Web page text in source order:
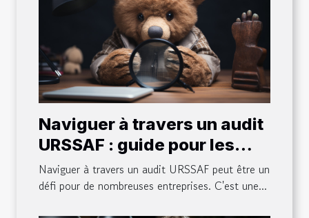
Naviguer à travers un audit
URSSAF : guide pour les
entreprises
Naviguer à travers un audit URSSAF peut être un
défi pour de nombreuses entreprises. C'est une...